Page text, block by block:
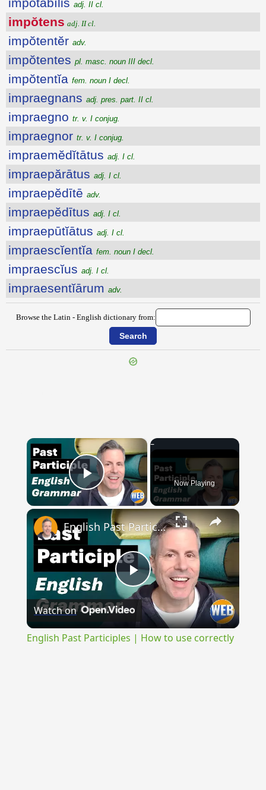
adj. II cl.
impŏtens adj. II cl.
impŏtentĕr adv.
impŏtentes pl. masc. noun III decl.
impŏtentĭa fem. noun I decl.
impraegnans adj. pres. part. II cl.
impraegno tr. v. I conjug.
impraegnor tr. v. I conjug.
impraemĕdĭtātus adj. I cl.
impraepărātus adj. I cl.
impraepĕdītē adv.
impraepĕdītus adj. I cl.
impraepūtĭātus adj. I cl.
impraescĭentĭa fem. noun I decl.
impraescĭus adj. I cl.
impraesentĭārum adv.
Browse the Latin - English dictionary from:
×
Play Video Now Playing
×
Play
Video
English Past Participles | How to use correctly
Watch on
English Past Participles | How to use correctly